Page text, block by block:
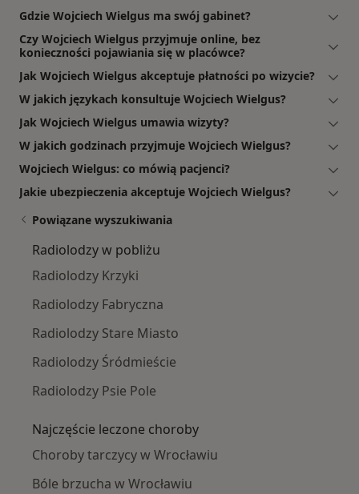
Gdzie Wojciech Wielgus ma swój gabinet?
Czy Wojciech Wielgus przyjmuje online, bez
konieczności pojawiania się w placówce?
Jak Wojciech Wielgus akceptuje płatności po wizycie?
W jakich językach konsultuje Wojciech Wielgus?
Jak Wojciech Wielgus umawia wizyty?
W jakich godzinach przyjmuje Wojciech Wielgus?
Wojciech Wielgus: co mówią pacjenci?
Jakie ubezpieczenia akceptuje Wojciech Wielgus?
Powiązane wyszukiwania
Radiolodzy w pobliżu
Radiolodzy Krzyki
Radiolodzy Fabryczna
Radiolodzy Stare Miasto
Radiolodzy Śródmieście
Radiolodzy Psie Pole
Najczęście leczone choroby
Choroby tarczycy w Wrocławiu
Bóle brzucha w Wrocławiu